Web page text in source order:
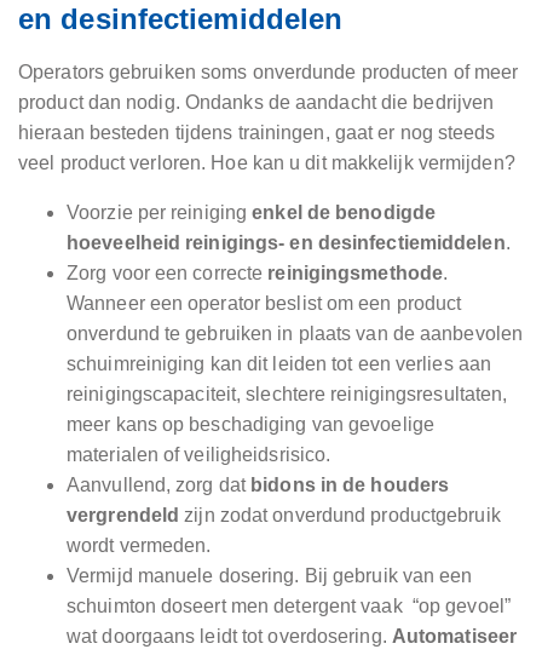
en desinfectiemiddelen
Operators gebruiken soms onverdunde producten of meer
product dan nodig. Ondanks de aandacht die bedrijven
hieraan besteden tijdens trainingen, gaat er nog steeds
veel product verloren. Hoe kan u dit makkelijk vermijden?
Voorzie per reinigingenkel de benodigde
hoeveelheid reinigings- en desinfectiemiddelen.
Zorg voor een correcte reinigingsmethode.
Wanneer een operator beslist om een product
onverdund te gebruiken in plaats van de aanbevolen
schuimreiniging kan dit leiden tot een verlies aan
reinigingscapaciteit, slechtere reinigingsresultaten,
meer kans op beschadiging van gevoelige
materialen of veiligheidsrisico.
Aanvullend, zorg dat bidons in de houders
vergrendeld zijn zodat onverdund productgebruik
wordt vermeden.
Vermijd manuele dosering. Bij gebruik van een
schuimton doseert men detergent vaak “op gevoel”
wat doorgaans leidt tot overdosering. Automatiseer